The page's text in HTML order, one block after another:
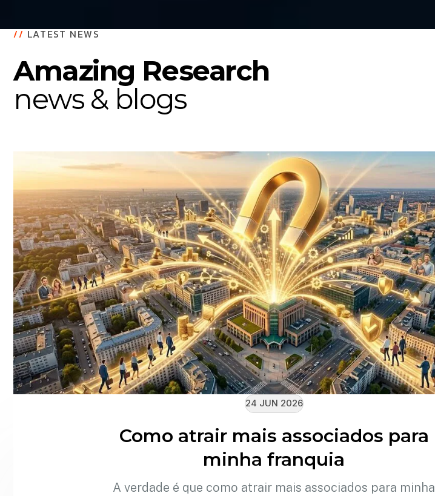
//LATEST NEWS
Amazing Research
news & blogs
24 JUN 2026
Como atrair mais associados para
minha franquia
A verdade é que como atrair mais associados para minha